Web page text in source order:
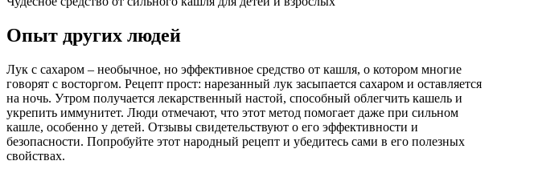
Опыт других людей
Лук с сахаром – необычное, но эффективное средство от кашля, о котором многие
говорят с восторгом. Рецепт прост: нарезанный лук засыпается сахаром и оставляется
на ночь. Утром получается лекарственный настой, способный облегчить кашель и
укрепить иммунитет. Люди отмечают, что этот метод помогает даже при сильном
кашле, особенно у детей. Отзывы свидетельствуют о его эффективности и
безопасности. Попробуйте этот народный рецепт и убедитесь сами в его полезных
свойствах.